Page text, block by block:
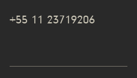
+55 11 23719206